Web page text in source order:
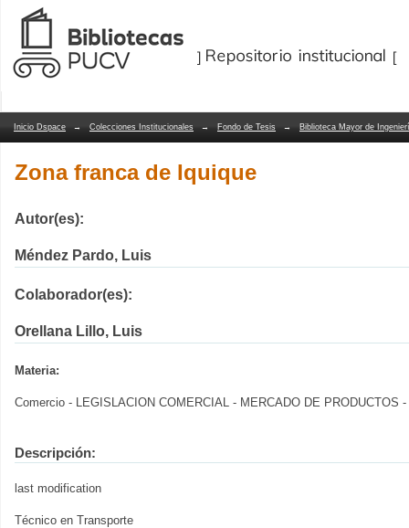
Zona franca de Iquique
Repositorio Dspace/Manakin
Inicio Dspace → Colecciones Institucionales → Fondo de Tesis → Biblioteca Mayor de
Zona franca de Iquique
Autor(es):
Méndez Pardo, Luis
Colaborador(es):
Orellana Lillo, Luis
Materia:
Comercio - LEGISLACION COMERCIAL - MERCADO DE PRODUCTOS
Descripción:
last modification
Técnico en Transporte